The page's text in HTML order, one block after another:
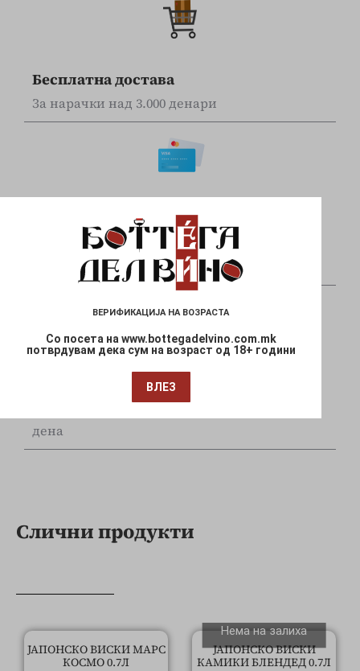
Бесплатна достава
За нарачки над 3.000 денари
Online наплата
Плаќајте сигурно и безбедно со вашите Visa
и Mastercard
дена
Слични продукти
ЈАПОНСКО ВИСКИ МАРС
КОСМО 0.7Л
Нема на залиха
ЈАПОНСКО ВИСКИ
КАМИКИ БЛЕНДЕД 0.7Л
ВЕРИФИКАЦИЈА НА ВОЗРАСТА
Со посета на www.bottegadelvino.com.mk
потврдувам дека сум на возраст од 18+ години
ВЛЕЗ